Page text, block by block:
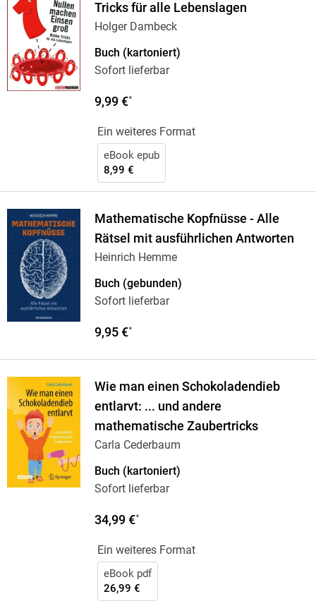
Tricks für alle Lebenslagen
Holger Dambeck
Buch (kartoniert)
Sofort lieferbar
9,99 €*
Ein weiteres Format
eBook epub
8,99 €
Mathematische Kopfnüsse - Alle
Rätsel mit ausführlichen Antworten
Heinrich Hemme
Buch (gebunden)
Sofort lieferbar
9,95 €*
Wie man einen Schokoladendieb
entlarvt: ... und andere
mathematische Zaubertricks
Carla Cederbaum
Buch (kartoniert)
Sofort lieferbar
34,99 €*
Ein weiteres Format
eBook pdf
26,99 €